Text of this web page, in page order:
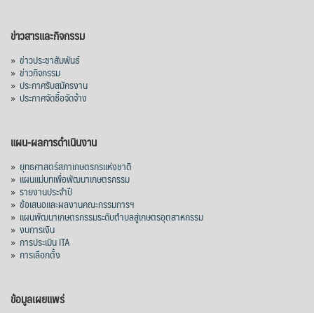
ข่าวสารและกิจกรรม
» ข่าวประชาสัมพันธ์
» ข่าวกิจกรรม
» ประกาศรับสมัครงาน
» ประกาศจัดซื้อจัดจ้าง
แผน-ผลการดำเนินงาน
» ยุทธศาสตร์สภาเกษตรกรแห่งชาติ
» แผนแม่บทเพื่อพัฒนาเกษตรกรรม
» รายงานประจำปี
» ข้อเสนอและผลงานคณะกรรมการฯ
» แผนพัฒนาเกษตรกรรมระดับตำบลสู่เกษตรอุตสาหกรรม
» งบการเงิน
» การประเมิน ITA
» การเลือกตั้ง
ข้อมูลเผยแพร่